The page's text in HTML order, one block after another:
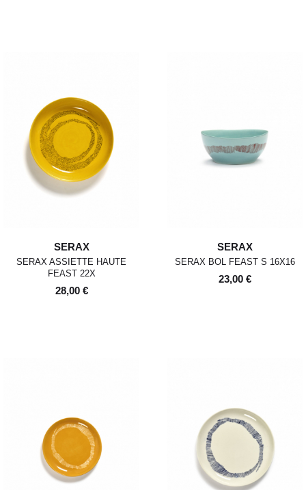
SERAX
SERAX ASSIETTE HAUTE
FEAST 22X
28,00 €
SERAX
SERAX BOL FEAST S 16X16
23,00 €